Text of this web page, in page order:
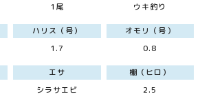
1尾
ウキ釣り
ハリス（号）
1.7
オモリ（号）
0.8
エサ
シラサエビ
棚（ヒロ）
2.5